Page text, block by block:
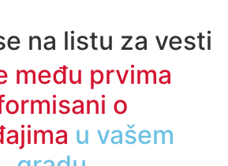
na listu za vesti
među prvima
o
u regionu